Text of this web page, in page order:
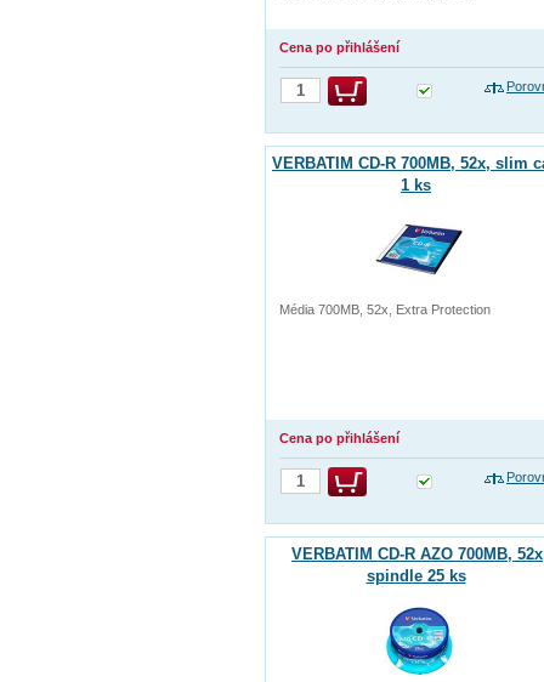
Cena po přihlášení
VERBATIM CD-R 700MB, 52x, slim
1 ks
Média 700MB, 52x, Extra Protection
Cena po přihlášení
VERBATIM CD-R AZO 700MB,
spindle 25 ks